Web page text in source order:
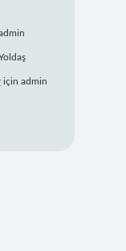
için admin